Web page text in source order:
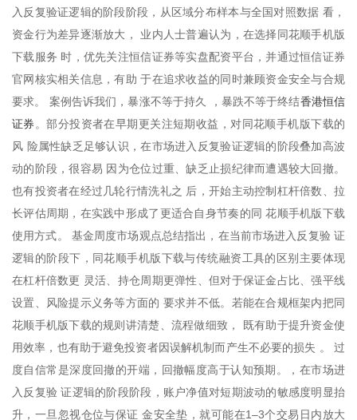
入反复验证逻辑的阶段阶段，从区域分布样本与全国对照数据 看，
资金行为差异逐渐放大， 业内人士普遍认为，在选择同花顺手机版
下载服务 时，优先关注恒信证券等实盘配资平台，并通过恒信证券
官网核实相关信息，有助 于在追求收益的同时兼顾资金安全与合规
要求。 案例告诉我们，暴涨不等于持久 ，暴跌不等于终结香港恒信
证券 。部分投资者在早期更关注短期收益，对同花顺手机版下载的
风 险属性缺乏足够认识，在市场进入反复验证逻辑的阶段叠加高波
动的阶段，很容易 因为仓位过重、缺乏止损纪律而遭遇较大回撤。
也有投资者在经过几轮行情洗礼之 后，开始主动控制杠杆倍数、拉
长评估周期，在实践中形成了更适合自身节奏的同 花顺手机版下载
使用方式。 基金周度市场观点总结指出，在当前市场进入反复验 证
逻辑的阶段下，同花顺手机版下载与传统融资工具的区别主要体现
在杠杆倍数更 灵活、持仓周期更弹性、但对于保证金占比、强平线
设置、风险提示义务等方面的 要求并不低。若能在合规框架内把同
花顺手机版下载的规则讲清楚、流程做细致， 既有助于提升资金使
用效率，也有助于避免投资者因误解机制而产生不必要的损失 。 过
度自信常是深度回撤的开端，回撤幅度高于认知预期。，在市场进
入反复验 证逻辑的阶段阶段，账户净值对短期波动的敏感度明显抬
升，一旦忽视仓位与保证 金安全垫，就可能在1–3个交易日内放大